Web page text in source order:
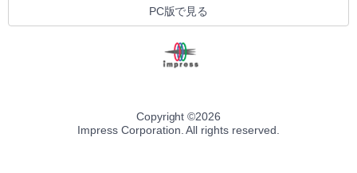
PC版で見る
Copyright ©2026
Impress Corporation. All rights reserved.